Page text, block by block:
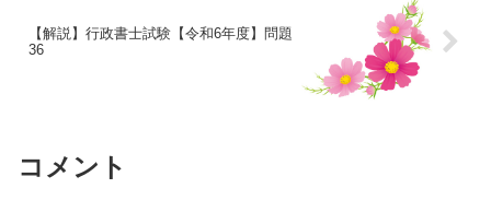
【解説】行政書士試験【令和6年度】問題
36
コメント